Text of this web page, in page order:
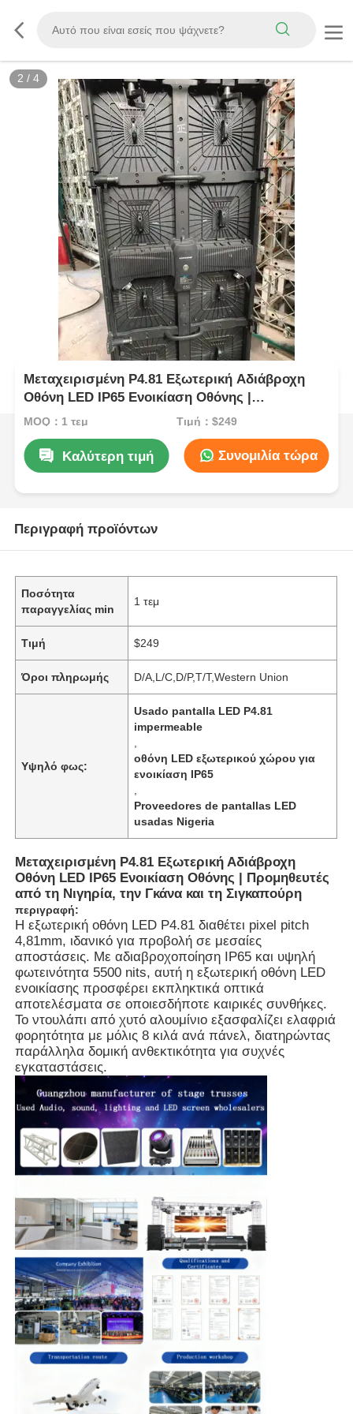
2 / 4
Μεταχειρισμένη P4.81 Εξωτερική Αδιάβροχη
Οθόνη LED IP65 Ενοικίαση Οθόνης |
Προμηθευτές από τη Νιγηρία, την Γκάνα και τη
MOQ：1 τεμ Τιμή：$249
Καλύτερη τιμή Συνομιλία τώρα
Περιγραφή προϊόντων
Ποσότητα
παραγγελίας min
1 τεμ
Τιμή $249
Όροι πληρωμής D/A,L/C,D/P,T/T,Western Union
Υψηλό φως:
Usado pantalla LED P4.81
impermeable
οθόνη LED εξωτερικού χώρου για
ενοικίαση IP65
Proveedores de pantallas LED
usadas Nigeria
Μεταχειρισμένη P4.81 Εξωτερική Αδιάβροχη
Οθόνη LED IP65 Ενοικίαση Οθόνης | Προμηθευτές
από τη Νιγηρία, την Γκάνα και τη Σιγκαπούρη
περιγραφή:
Η εξωτερική οθόνη LED P4.81 διαθέτει pixel pitch
4,81mm, ιδανικό για προβολή σε μεσαίες
αποστάσεις. Με αδιαβροχοποίηση IP65 και υψηλή
φωτεινότητα 5500 nits, αυτή η εξωτερική οθόνη LED
ενοικίασης προσφέρει εκπληκτικά οπτικά
αποτελέσματα σε οποιεσδήποτε καιρικές συνθήκες.
Το ντουλάπι από χυτό αλουμίνιο εξασφαλίζει ελαφριά
φορητότητα με μόλις 8 κιλά ανά πάνελ, διατηρώντας
παράλληλα δομική ανθεκτικότητα για συχνές
εγκαταστάσεις.